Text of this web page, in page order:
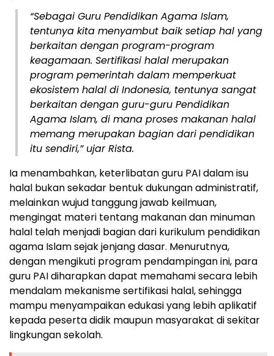
“Sebagai Guru Pendidikan Agama Islam,
tentunya kita menyambut baik setiap hal yang
berkaitan dengan program-program
keagamaan. Sertifikasi halal merupakan
program pemerintah dalam memperkuat
ekosistem halal di Indonesia, tentunya sangat
berkaitan dengan guru-guru Pendidikan
Agama Islam, di mana proses makanan halal
memang merupakan bagian dari pendidikan
itu sendiri,” ujar Rista.
Ia menambahkan, keterlibatan guru PAI dalam isu
halal bukan sekadar bentuk dukungan administratif,
melainkan wujud tanggung jawab keilmuan,
mengingat materi tentang makanan dan minuman
halal telah menjadi bagian dari kurikulum pendidikan
agama Islam sejak jenjang dasar. Menurutnya,
dengan mengikuti program pendampingan ini, para
guru PAI diharapkan dapat memahami secara lebih
mendalam mekanisme sertifikasi halal, sehingga
mampu menyampaikan edukasi yang lebih aplikatif
kepada peserta didik maupun masyarakat di sekitar
lingkungan sekolah.